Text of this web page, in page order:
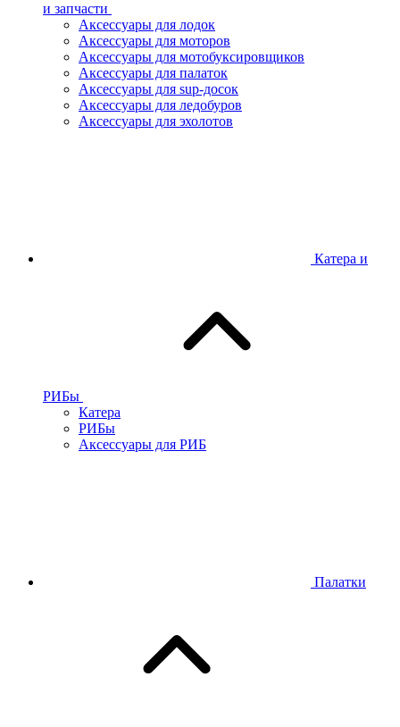
и запчасти
Аксессуары для лодок
Аксессуары для моторов
Аксессуары для мотобуксировщиков
Аксессуары для палаток
Аксессуары для sup-досок
Аксессуары для ледобуров
Аксессуары для эхолотов
Катера и
РИБы
Катера
РИБы
Аксессуары для РИБ
Палатки